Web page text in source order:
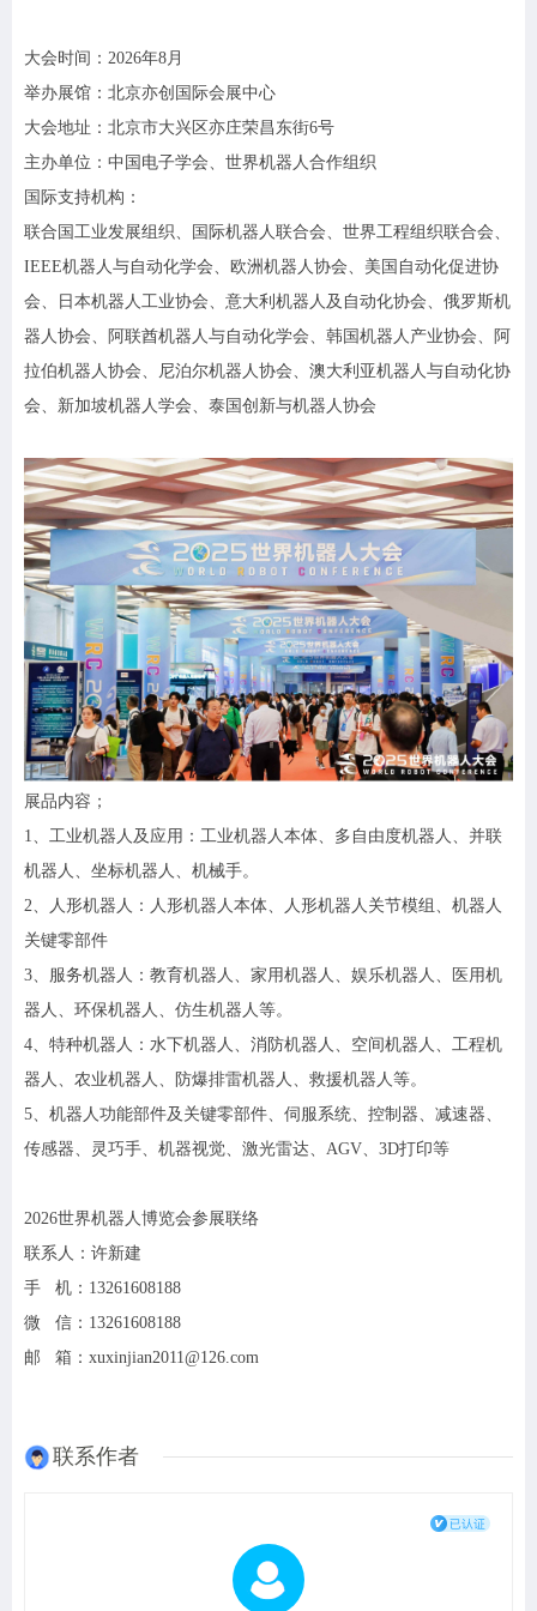
大会时间： 2026年8月
举办展馆：北京亦创国际会展中心
大会地址：北京市大兴区亦庄荣昌东街6号
主办单位：中国电子学会、世界机器人合作组织
国际支持机构：
联合国工业发展组织、国际机器人联合会、世界工程组织联合会、
IEEE机器人与自动化学会、欧洲机器人协会、美国自动化促进协
会、
日本机器人工业协会、意大利机器人及自动化协会、俄罗斯机
器人协会、阿联酋机器人与自动化学会、 韩国机器人产业协会、阿
拉伯机器人协会、尼泊尔机器人协会、澳大利亚机器人与自动化协
会、 新加坡机器人学会、泰国创新与机器人协会
展品内容 ；
1、 工业机器人及应用：工业机器人本体、多自由度机器人、并联
机器人、坐标机器人、机械手。
2、
人形机器人：人形机器人本体、人形机器人关节模组、机器人
关键零部件
3 、服务机器人：教育机器人、家用机器人、娱乐机器人、医用机
器人、环保机器人、仿生机器人等。
4 、特种机器人：水下机器人、消防机器人、空间机器人、工程机
器人、农业机器人、防爆排雷机器人、救援机器人等。
5、 机器人功能部件及关键零部件、伺服系统、控制器、减速器、
传感器、
灵巧手、 机器视觉、激光雷达、 AGV 3D打印等
2026世界机器人 博览会参展联络
联系人：许新建
手
机： 13261608188
微
信： 13261608188
邮
箱： xuxinjian2011@126.com
联系作者